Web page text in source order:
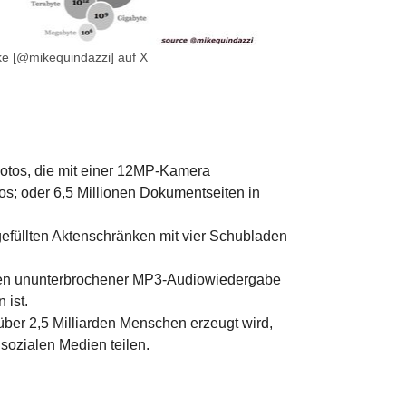
[@mikequindazzi] auf X
die mit einer 12MP-Kamera
oder 6,5 Millionen Dokumentseiten in
Aktenschränken mit vier Schubladen
ununterbrochener MP3-Audiowiedergabe
ist.
2,5 Milliarden Menschen erzeugt wird,
Medien teilen.